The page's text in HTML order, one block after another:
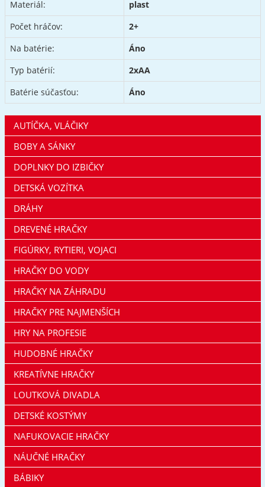
Materiál:
plast
Počet hráčov:
2+
Na batérie:
Áno
Typ batérií:
2xAA
Batérie súčasťou:
Áno
AUTÍČKA, VLÁČIKY
BOBY A SÁNKY
DOPLNKY DO IZBIČKY
DETSKÁ VOZÍTKA
DRÁHY
DREVENÉ HRAČKY
FIGÚRKY, RYTIERI, VOJACI
HRAČKY DO VODY
HRAČKY NA ZÁHRADU
HRAČKY PRE NAJMENŠÍCH
HRY NA PROFESIE
HUDOBNÉ HRAČKY
KREATÍVNE HRAČKY
LOUTKOVÁ DIVADLA
DETSKÉ KOSTÝMY
NAFUKOVACIE HRAČKY
NÁUČNÉ HRAČKY
BÁBIKY